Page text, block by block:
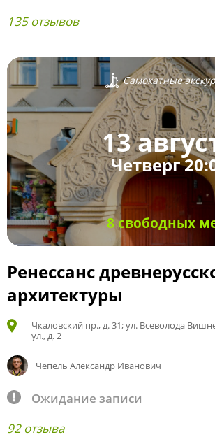
135 отзывов
Самокатные
13
Четверг
8 свободных
Ренессанс
архитектуры
Чкаловский пр., д. 31; ул. Всеволода
ул., д. 2
Чепель Александр Иванович
Ожидание записи
92 отзыва